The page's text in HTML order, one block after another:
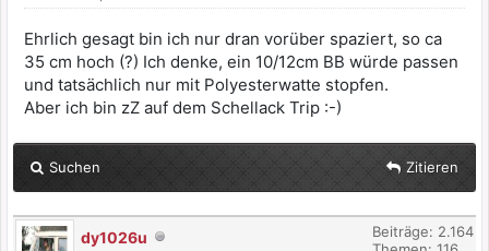
Ehrlich gesagt bin ich nur dran vorüber spaziert, so ca
35 cm hoch (?) Ich denke, ein 10/12cm BB würde passen
und tatsächlich nur mit Polyesterwatte stopfen.
Aber ich bin zZ auf dem Schellack Trip :-)
Suchen Zitieren
dy1026u
Beiträge: 2.164